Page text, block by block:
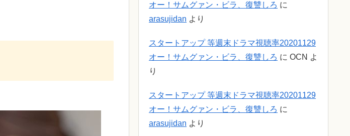
オー！サムグァン・ビラ、復讐しろ に
arasujidan より
スタートアップ 等週末ドラマ視聴率20201129
オー！サムグァン・ビラ、復讐しろ に OCN よ
り
スタートアップ 等週末ドラマ視聴率20201129
オー！サムグァン・ビラ、復讐しろ に
arasujidan より